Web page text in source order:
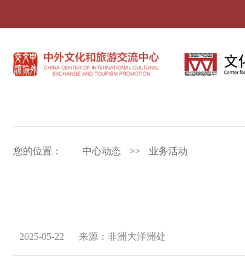
您的位置： 中心动态 >> 业务活动
2025-05-22 来源：非洲大洋洲处